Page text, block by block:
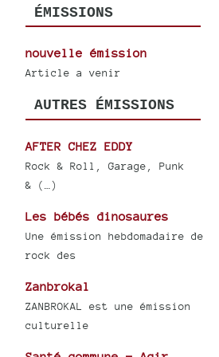
ÉMISSIONS
nouvelle émission
Article a venir
AUTRES ÉMISSIONS
AFTER CHEZ EDDY
Rock & Roll, Garage, Punk
& (…)
Les bébés dinosaures
Une émission hebdomadaire de
rock des
Zanbrokal
ZANBROKAL est une émission
culturelle